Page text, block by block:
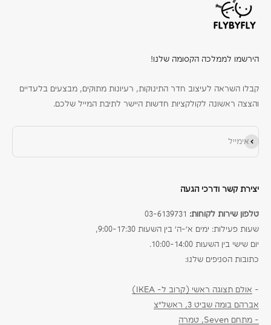
הירשמו לממלכה הקסומה שלנו!
קבלו השראה לעיצוב חדר התינוקות, רעיונות מתוקים, מבצעים בלעדיים
והצצה ראשונה לקולקציות חדשות היישר לתיבת המייל שלכם.
אימייל
הירשם כמנוי
יצירת קשר ודרכי הגעה
טלפון שירות לקוחות:
שעות פעילות: ימים א׳-ה׳ בין השעות 9:00-17:30,
יום שישי בין השעות 10:00-14:00.
כתובות הסניפים שלנו:
- אולם תצוגה ראשי (קרוב ל- IKEA)
אברהם בומה שביט 3, ראשל״צ
- מתחם Seven, טמרה